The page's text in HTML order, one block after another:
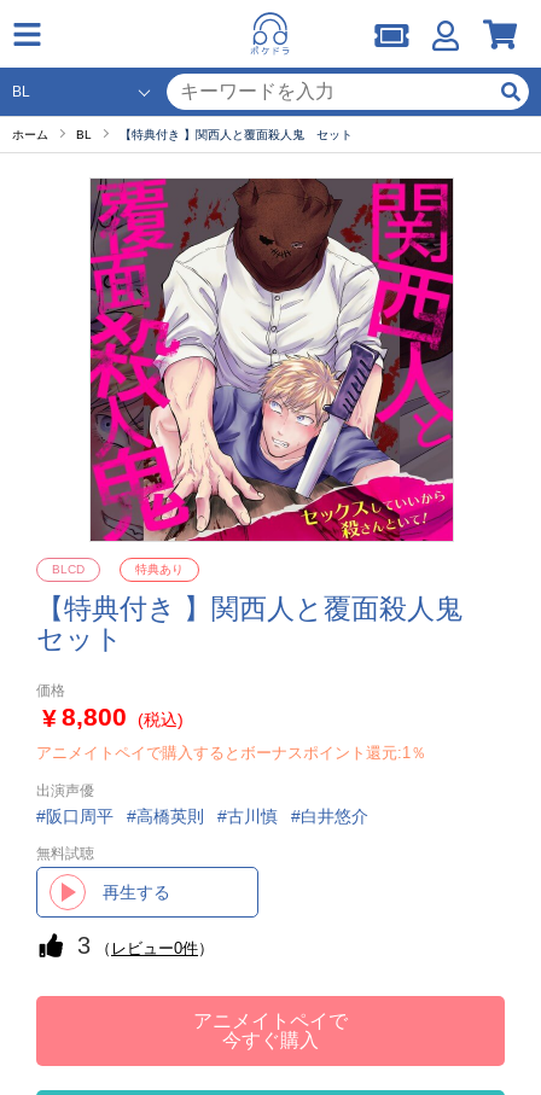
ホーム BL 【特典付き 】関西人と覆面殺人鬼 セット
【特典付き 】関西人と覆面殺人鬼
セット
BLCD 特典あり
価格
8,800 (税込)
アニメイトペイで購入するとボーナスポイント還元:1％
出演声優
阪口周平 高橋英則 古川慎 白井悠介
無料試聴
再生する
3 （ レビュー0件）
アニメイトペイで
今すぐ購入